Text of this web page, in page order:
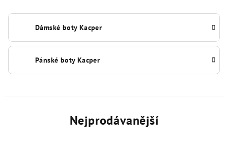
Dámské boty Kacper
Pánské boty Kacper
Nejprodávanější